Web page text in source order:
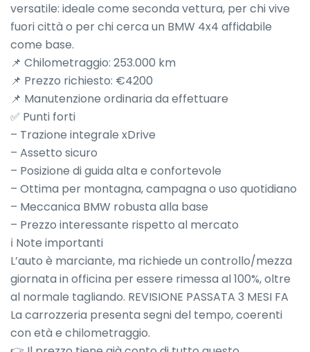
versatile: ideale come seconda vettura, per chi vive
fuori città o per chi cerca un BMW 4x4 affidabile
come base.
📌 Chilometraggio: 253.000 km
📌 Prezzo richiesto: €4200
📌 Manutenzione ordinaria da effettuare
✅ Punti forti
– Trazione integrale xDrive
– Assetto sicuro
– Posizione di guida alta e confortevole
– Ottima per montagna, campagna o uso quotidiano
– Meccanica BMW robusta alla base
– Prezzo interessante rispetto al mercato
ℹ️ Note importanti
L’auto è marciante, ma richiede un controllo/mezza
giornata in officina per essere rimessa al 100%, oltre
al normale tagliando. REVISIONE PASSATA 3 MESI FA
La carrozzeria presenta segni del tempo, coerenti
con età e chilometraggio.